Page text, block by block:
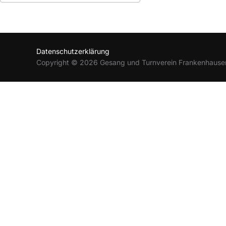
Datenschutzerklärung
Copyright © 2026 Gesang und Turnverein